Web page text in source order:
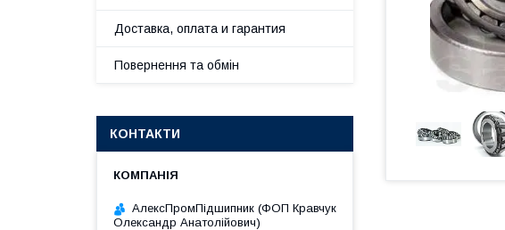
Доставка, оплата и гарантия
Повернення та обмін
КОНТАКТИ
АлексПромПідшипник (ФОП Кравчук
Олександр Анатолійович)